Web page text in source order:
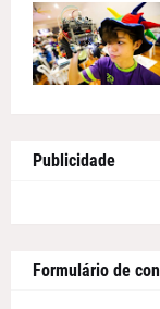
Publicidade
Formulário de